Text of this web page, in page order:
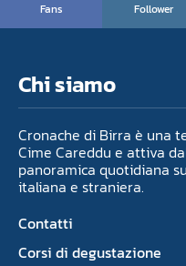
Fans
Follower
Chi siamo
Cronache di Birra è una
Cime Careddu e attiva
panoramica quotidiana
italiana e straniera.
Contatti
Corsi di degustazione